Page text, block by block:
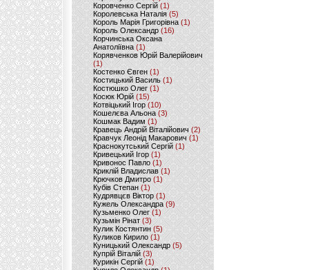
Коровченко Сергій (1)
Королевська Наталія(5)
Король Марія Григорівна (1)
Король Олександр (16)
Корчинська Оксана
Анатоліївна (1)
Корявченков Юрій Валерійович
(1)
Костенко Євген (1)
Костицький Василь (1)
Костюшко Олег (1)
Косюк Юрій (15)
Котвіцький Ігор (10)
Кошелєва Альона(3)
Кошмак Вадим (1)
Кравець Андрій Віталійович (2)
Кравчук Леонід Макарович (1)
Краснокутський Сергій (1)
Кривецький Ігор (1)
Кривонос Павло (1)
Криклій Владислав (1)
Крючков Дмитро(1)
Кубів Степан(1)
Кудрявцєв Віктор (1)
Кужель Олександра (9)
Кузьменко Олег (1)
Кузьмін Рінат(3)
Кулик Костянтин(5)
Куликов Кирило (1)
Куницький Олександр (5)
Купрій Віталій (3)
Курикін Сергій(1)